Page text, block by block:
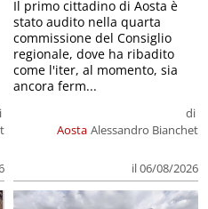
Aosta
di
Alessandro Bianchet
il 06/08/2026
Il primo cittadino di Aosta è
stato audito nella quarta
commissione del Consiglio
regionale, dove ha ribadito
come l'iter, al momento, sia
ancora ferm...